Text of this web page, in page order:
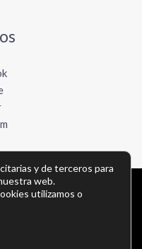
reservados -
de cookies
y de terceros para
web.
utilizamos o